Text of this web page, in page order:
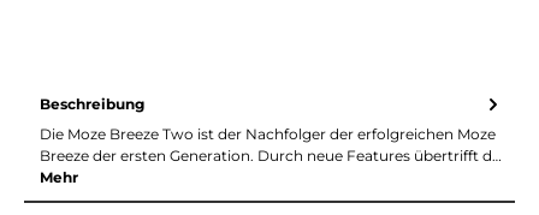
Beschreibung
Die Moze Breeze Two ist der Nachfolger der erfolgreichen Moze
Breeze der ersten Generation. Durch neue Features übertrifft d…
Mehr